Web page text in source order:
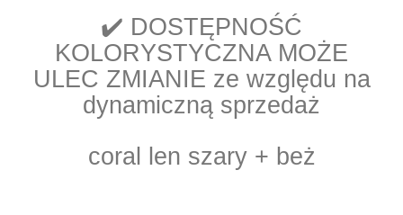
✔️ DOSTĘPNOŚĆ
KOLORYSTYCZNA MOŻE
ULEC ZMIANIE ze względu na
dynamiczną sprzedaż
coral len szary + beż